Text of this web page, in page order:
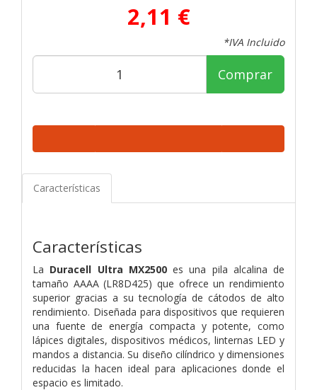
2,11 €
*IVA Incluido
Comprar
Características
Características
La Duracell Ultra MX2500es una pila alcalina de
tamaño AAAA (LR8D425) que ofrece un rendimiento
superior gracias a su tecnología de cátodos de alto
rendimiento. Diseñada para dispositivos que requieren
una fuente de energía compacta y potente, como
lápices digitales, dispositivos médicos, linternas LED y
mandos a distancia. Su diseño cilíndrico y dimensiones
reducidas la hacen ideal para aplicaciones donde el
espacio es limitado.